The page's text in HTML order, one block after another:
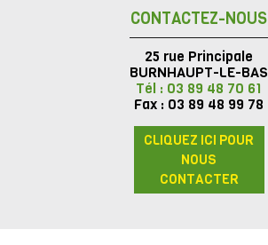
CONTACTEZ-NOUS
25 rue Principale
BURNHAUPT-LE-BAS
Tél : 03 89 48 70 61
Fax : 03 89 48 99 78
CLIQUEZ ICI POUR
NOUS
CONTACTER